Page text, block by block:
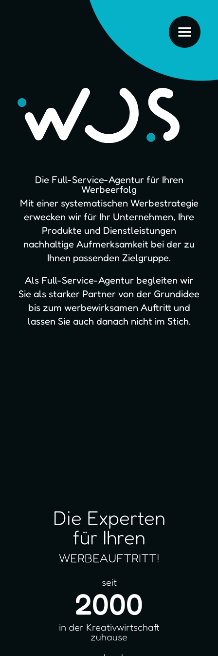
Die Full-Service-Agentur für Ihren
Werbeerfolg
Mit einer systematischen Werbestrategie
erwecken wir für Ihr Unternehmen, Ihre
Produkte und Dienstleistungen
nachhaltige Aufmerksamkeit bei der zu
Ihnen passenden Zielgruppe.
Als Full-Service-Agentur begleiten wir
Sie als starker Partner von der Grundidee
bis zum werbewirksamen Auftritt und
lassen Sie auch danach nicht im Stich.
Die Experten
für Ihren
WERBEAUFTRITT!
seit
2000
in der Kreativwirtschaft
zuhause